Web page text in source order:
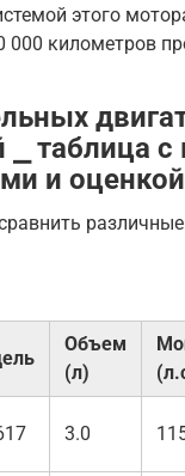
этого
000 километров
⎯ таблица
и
различные
Объем
(л)
3.0